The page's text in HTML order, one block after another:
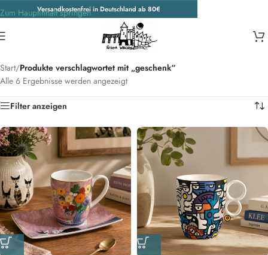
Versandkostenfrei in Deutschland ab 80€
Zum Hauptinhalt springen
geschenk
Start/Produkte verschlagwortet mit „geschenk“
Alle 6 Ergebnisse werden angezeigt
Filter anzeigen